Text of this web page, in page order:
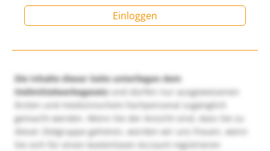
Einloggen
Die Inhalte dieser Seite unterliegen dem
Heilmittelwerbegesetzund dürfen nur ausgewiesenen
Ärzten und medizinischem Fachpersonal zugänglich
gemacht werden. Wenn Sie der Ansicht sind, dass Sie zu
dieser Zielgruppe gehören, würden wir uns freuen, wenn
Sie sich für einen kostenlosen Account registrieren